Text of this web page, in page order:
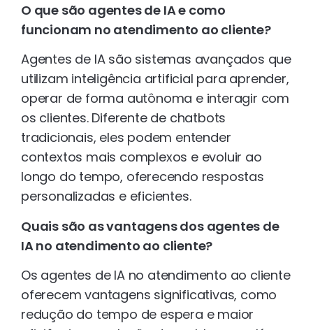
O que são agentes de IA e como
funcionam no atendimento ao cliente?
Agentes de IA são sistemas avançados que
utilizam inteligência artificial para aprender,
operar de forma autônoma e interagir com
os clientes. Diferente de chatbots
tradicionais, eles podem entender
contextos mais complexos e evoluir ao
longo do tempo, oferecendo respostas
personalizadas e eficientes.
Quais são as vantagens dos agentes de
IA no atendimento ao cliente?
Os agentes de IA no atendimento ao cliente
oferecem vantagens significativas, como
redução do tempo de espera e maior